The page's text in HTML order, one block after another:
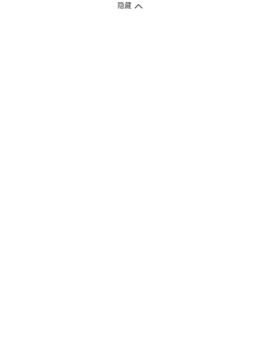
1. 送货到府（受卫生署条例规管产品除外 ）
隐藏